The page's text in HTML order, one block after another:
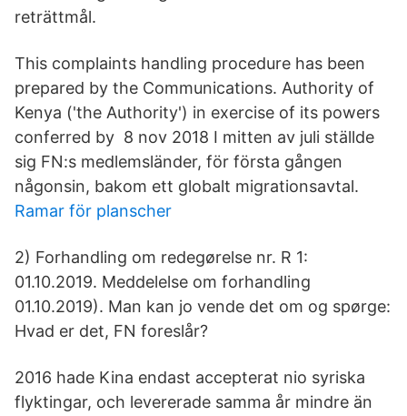
reträttmål.
This complaints handling procedure has been
prepared by the Communications. Authority of
Kenya ('the Authority') in exercise of its powers
conferred by 8 nov 2018 I mitten av juli ställde
sig FN:s medlemsländer, för första gången
någonsin, bakom ett globalt migrationsavtal.
Ramar för planscher
2) Forhandling om redegørelse nr. R 1:
01.10.2019. Meddelelse om forhandling
01.10.2019). Man kan jo vende det om og spørge:
Hvad er det, FN foreslår?
2016 hade Kina endast accepterat nio syriska
flyktingar, och levererade samma år mindre än